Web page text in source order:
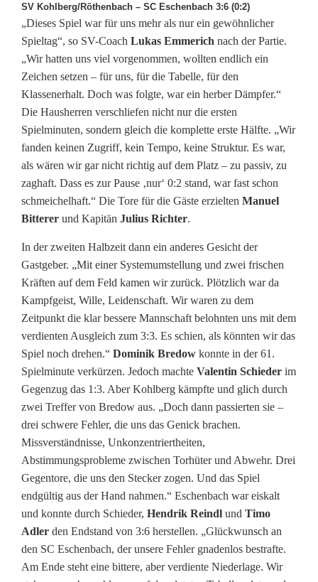
SV Kohlberg/Röthenbach – SC Eschenbach 3:6 (0:2)
„Dieses Spiel war für uns mehr als nur ein gewöhnlicher
Spieltag“, so SV-Coach Lukas Emmerich nach der Partie.
„Wir hatten uns viel vorgenommen, wollten endlich ein
Zeichen setzen – für uns, für die Tabelle, für den
Klassenerhalt. Doch was folgte, war ein herber Dämpfer.“
Die Hausherren verschliefen nicht nur die ersten
Spielminuten, sondern gleich die komplette erste Hälfte. „Wir
fanden keinen Zugriff, kein Tempo, keine Struktur. Es war,
als wären wir gar nicht richtig auf dem Platz – zu passiv, zu
zaghaft. Dass es zur Pause ‚nur‘ 0:2 stand, war fast schon
schmeichelhaft.“ Die Tore für die Gäste erzielten Manuel
Bitterer und Kapitän Julius Richter.
In der zweiten Halbzeit dann ein anderes Gesicht der
Gastgeber. „Mit einer Systemumstellung und zwei frischen
Kräften auf dem Feld kamen wir zurück. Plötzlich war da
Kampfgeist, Wille, Leidenschaft. Wir waren zu dem
Zeitpunkt die klar bessere Mannschaft belohnten uns mit dem
verdienten Ausgleich zum 3:3. Es schien, als könnten wir das
Spiel noch drehen.“ Dominik Bredow konnte in der 61.
Spielminute verkürzen. Jedoch machte Valentin Schieder im
Gegenzug das 1:3. Aber Kohlberg kämpfte und glich durch
zwei Treffer von Bredow aus. „Doch dann passierten sie –
drei schwere Fehler, die uns das Genick brachen.
Missverständnisse, Unkonzentriertheiten,
Abstimmungsprobleme zwischen Torhüter und Abwehr. Drei
Gegentore, die uns den Stecker zogen. Und das Spiel
endgültig aus der Hand nahmen.“ Eschenbach war eiskalt
und konnte durch Schieder, Hendrik Reindl und Timo
Adler den Endstand von 3:6 herstellen. „Glückwunsch an
den SC Eschenbach, der unsere Fehler gnadenlos bestrafte.
Am Ende steht eine bittere, aber verdiente Niederlage. Wir